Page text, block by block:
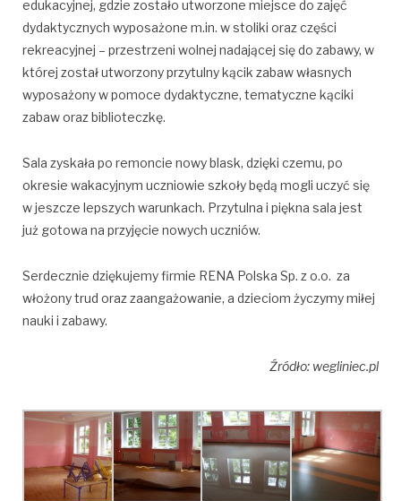
edukacyjnej, gdzie zostało utworzone miejsce do zajęć
dydaktycznych wyposażone m.in. w stoliki oraz części
rekreacyjnej – przestrzeni wolnej nadającej się do zabawy, w
której został utworzony przytulny kącik zabaw własnych
wyposażony w pomoce dydaktyczne, tematyczne kąciki
zabaw oraz biblioteczkę.
Sala zyskała po remoncie nowy blask, dzięki czemu, po
okresie wakacyjnym uczniowie szkoły będą mogli uczyć się
w jeszcze lepszych warunkach. Przytulna i piękna sala jest
już gotowa na przyjęcie nowych uczniów.
Serdecznie dziękujemy firmie RENA Polska Sp. z o.o. za
włożony trud oraz zaangażowanie, a dzieciom życzymy miłej
nauki i zabawy.
Źródło: wegliniec.pl